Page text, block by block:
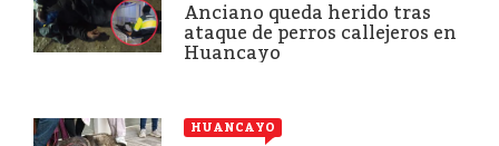
Anciano queda herido tras
ataque de perros callejeros en
Huancayo
HUANCAYO